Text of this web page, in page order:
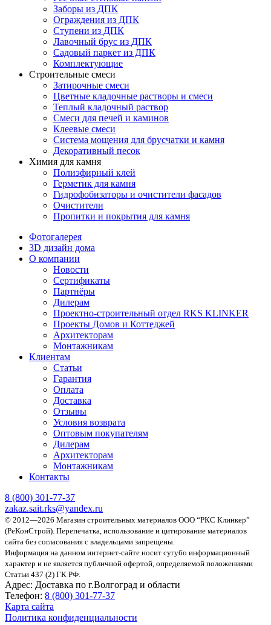
Заборы из ДПК
Ограждения из ДПК
Ступени из ДПК
Лавочный брус из ДПК
Садовый паркет из ДПК
Комплектующие
Строительные смеси
Затирочные смеси
Цветные кладочные растворы и смеси
Теплый кладочный раствор
Смеси для печей и каминов
Клеевые смеси
Система мощения для брусчатки и камня
Декоративный песок
Химия для камня
Полиэфирный клей
Герметик для камня
Гидрофобизаторы и очистители фасадов
Очистители
Пропитки и покрытия для камня
Фотогалерея
3D дизайн дома
О компании
Новости
Сертификаты
Партнёры
Дилерам
Проектно-строительный отдел RKS KLINKER
Проекты Домов и Коттеджей
Архитекторам
Монтажникам
Клиентам
Статьи
Гарантия
Оплата
Доставка
Отзывы
Условия возврата
Оптовым покупателям
Дилерам
Архитекторам
Монтажникам
Контакты
8 (800) 301-77-37
zakaz.sait.rks@yandex.ru
© 2012—2026 Магазин строительных материалов ООО “РКС Клинкер”
(РеКонСтрой). Перепечатка, использование и цитирование материалов
сайта без согласования с владельцами запрещены.
Информация на данном интернет-сайте носит сугубо информационный
характер и не является публичной офертой, определяемой положениями
Статьи 437 (2) ГК РФ.
Адрес: Доставка по г.Волгоград и области
Телефон: 8 (800) 301-77-37
Карта сайта
Политика конфиденциальности